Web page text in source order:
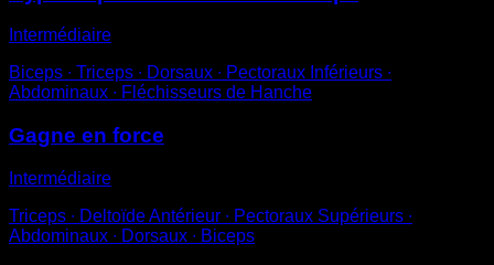
Intermédiaire
Biceps ∙ Triceps ∙ Dorsaux ∙ Pectoraux Inférieurs ∙
Abdominaux ∙ Fléchisseurs de Hanche
Gagne en force
Intermédiaire
Triceps ∙ Deltoïde Antérieur ∙ Pectoraux Supérieurs ∙
Abdominaux ∙ Dorsaux ∙ Biceps